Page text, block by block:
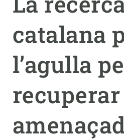
catalana
l’agulla
menu
RECERCA
CIÈNCIA EN ACCIÓ
UNEIX-TE A NOSALTRES
NOTÍCIES I AGENDA